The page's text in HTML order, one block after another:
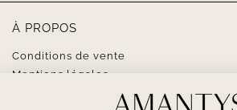
À PROPOS
Conditions de vente
Mentions légales